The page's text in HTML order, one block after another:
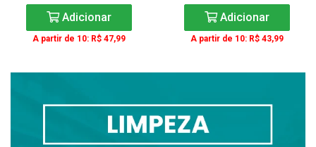
Adicionar
A partir de 10: R$ 47,99
Adicionar
A partir de 10: R$ 43,99